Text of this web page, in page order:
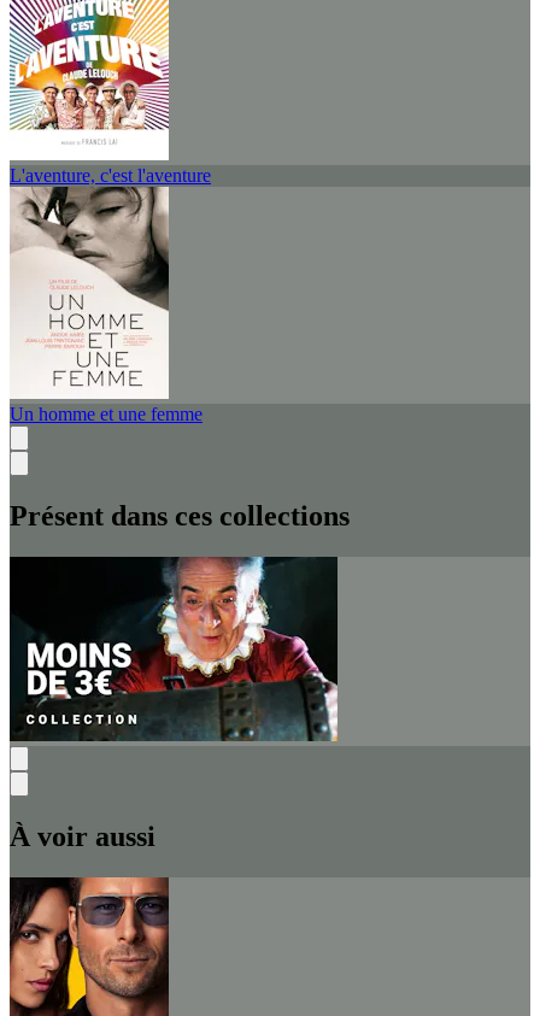
L'aventure, c'est l'aventure
Un homme et une femme
Présent dans ces collections
À voir aussi